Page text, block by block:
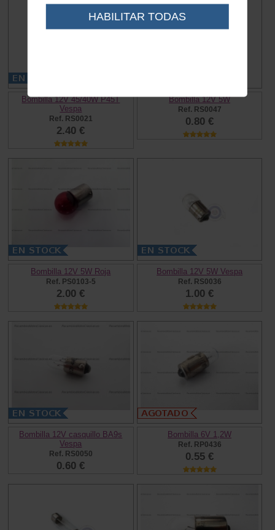
Bombilla 12V 45/40W P45T
Vespa
Ref. RS0021
2.40 €
Bombilla 12V 5W
Ref. RS0047
0.80 €
Bombilla 12V 5W Roja
Ref. PS0103-5
2.00 €
Bombilla 12V 5W Vespa
Ref. RS0036
1.00 €
Bombilla 12V casquillo BA9s
Vespa
Ref. RS0050
0.60 €
Bombilla 6V 1,2W
Ref. RP0436
0.55 €
HABILITAR TODAS